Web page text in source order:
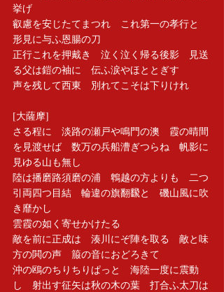
挙げ
叡慮を安じたてまつれ　これ第一の孝行と
形見に与ふ恩腸の刀
正行これを押戴き　泣く泣く帰る後影　見送
る父は鎧の袖に　伝ふ涙やほととぎす
声を残して西東　別れてこそは下りけれ
[大薩摩]
さる程に　淡路の瀬戸や鳴門の澳　霞の晴間
を見渡せば　数万の兵船漕ぎつらね　帆影に
見ゆる山も無し
陸は播磨路須磨の浦　鵯越の方よりも　二つ
引両四つ目結　輪違の旗翻飜と　磯山風に吹
き靡かし
雲霞の如く寄せかけたる
敵を前に正成は　湊川にぞ陣を取る　敵と味
方の閧の声　箙の音におどろきて
沖の鴎のちりちりぱっと　海陸一度に震動
し　射出す征矢は秋の木の葉　打合ふ太刀は